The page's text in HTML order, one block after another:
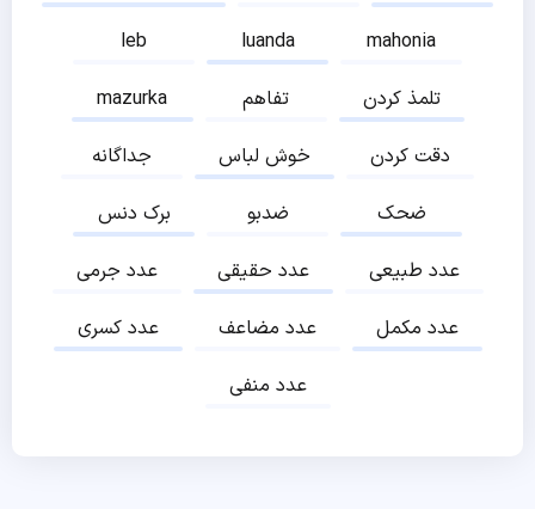
leb
luanda
mahonia
mazurka
تفاهم
تلمذ کردن
جداگانه
خوش لباس
دقت کردن
برک دنس
ضدبو
ضحک
عدد جرمی
عدد حقیقی
عدد طبیعی
عدد کسری
عدد مضاعف
عدد مکمل
عدد منفی